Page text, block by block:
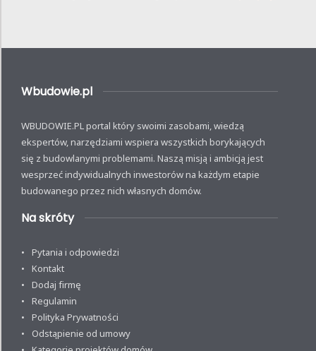
Wbudowie.pl
WBUDOWIE.PL portal który swoimi zasobami, wiedzą
ekspertów, narzędziami wspiera wszystkich borykających
się z budowlanymi problemami. Naszą misją i ambicją jest
wesprzeć indywidualnych inwestorów na każdym etapie
budowanego przez nich własnych domów.
Na skróty
Pytania i odpowiedzi
Kontakt
Dodaj firmę
Regulamin
Polityka Prywatności
Odstąpienie od umowy